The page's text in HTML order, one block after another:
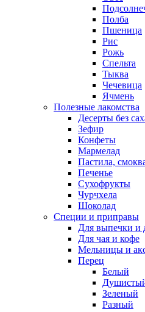
Полба
Пшеница
Рис
Рожь
Спельта
Тыква
Чечевица
Ячмень
Полезные лакомства
Десерты без
Зефир
Конфеты
Мармелад
Пастила,
Печенье
Сухофрукты
Чурчхела
Шоколад
Специи и приправы
Для выпечки и
Для чая и кофе
Мельницы и
Перец
Белый
Зеленый
Разный